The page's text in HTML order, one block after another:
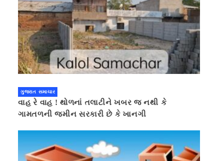
ગુજરાત સમાચાર
વાહ રે વાહ ! થોળનાં તલાટીને ખબર જ નથી કે
ગામતળની જમીન સરકારી છે કે ખાનગી